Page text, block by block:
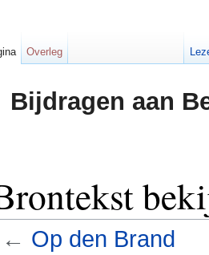
Bijdragen aan
← Op den Brand
Overleg